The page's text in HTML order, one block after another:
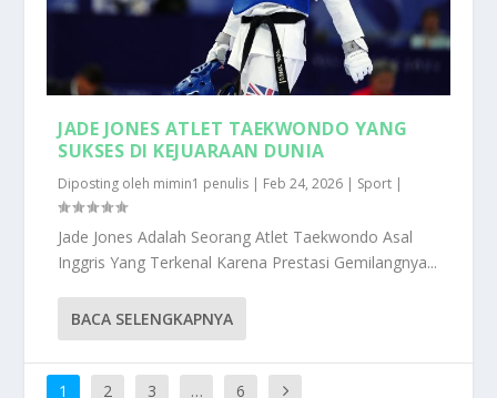
JADE JONES ATLET TAEKWONDO YANG
SUKSES DI KEJUARAAN DUNIA
Diposting oleh mimin1 penulis | Feb 24, 2026 | Sport |
Jade Jones Adalah Seorang Atlet Taekwondo Asal
Inggris Yang Terkenal Karena Prestasi Gemilangnya...
BACA SELENGKAPNYA
1 2 3 … 6